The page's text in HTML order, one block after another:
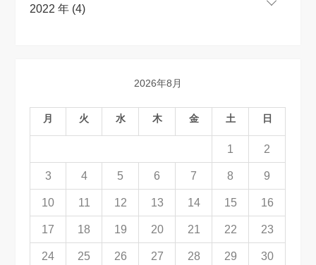
2022 年 (4)
2026年8月
月 火 水 木 金 土 日
1 2
3 4 5 6 7 8 9
10 11 12 13 14 15 16
17 18 19 20 21 22 23
24 25 26 27 28 29 30